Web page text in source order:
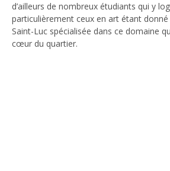
d’ailleurs de nombreux étudiants qui y
particulièrement ceux en art étant donné
Saint-Luc spécialisée dans ce domaine
cœur du quartier.